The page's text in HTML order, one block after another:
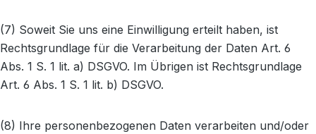
(7) Soweit Sie uns eine Einwilligung erteilt haben, ist
Rechtsgrundlage für die Verarbeitung der Daten Art. 6
Abs. 1 S. 1 lit. a) DSGVO. Im Übrigen ist Rechtsgrundlage
Art. 6 Abs. 1 S. 1 lit. b) DSGVO.
(8) Ihre personenbezogenen Daten verarbeiten und/oder